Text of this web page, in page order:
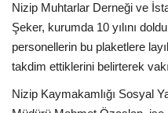
Nizip Muhtarlar Derneği ve
Şeker, kurumda 10 yılını
personellerin bu plaketlere
takdim ettiklerini belirterek
Nizip Kaymakamlığı Sosyal